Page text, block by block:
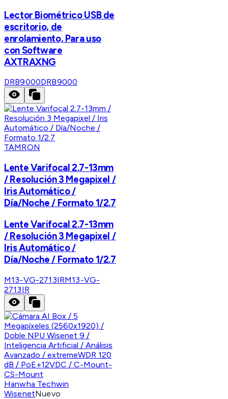
Lector Biométrico USB de
escritorio, de
enrolamiento, Para uso
con Software
AXTRAXNG
DRB9000DRB9000
TAMRON
Lente Varifocal 2.7-13mm
/ Resolución 3 Megapixel /
Iris Automático /
Día/Noche / Formato 1/2.7
Lente Varifocal 2.7-13mm
/ Resolución 3 Megapixel /
Iris Automático /
Día/Noche / Formato 1/2.7
M13-VG-2713IRM13-VG-
2713IR
Hanwha Techwin
WisenetNuevo